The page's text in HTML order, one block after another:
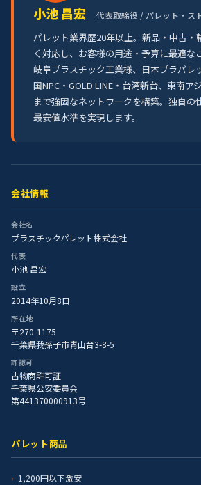
小池 昌宏 代表取締役 / パレット・ス
パレット業界歴20年以上。新品・中古・
く対応し、お客様の用途・予算に最適な
岐阜プラスチック工業様、日本プラパレ
国NPC・GOLD LINE・台湾新台、東南ア
まで強固なネットワークを構築。独自の
最安値水準を実現します。
会社情報
会社名
プラスチックパレット株式会社
代表
小池 昌宏
設立
2014年10月8日
所在地
〒270-1175
千葉県我孫子市青山台3-8-5
許認可
古物商許可証
千葉県公安委員会
第441370000913号
パレット商品
1,200円以下激安